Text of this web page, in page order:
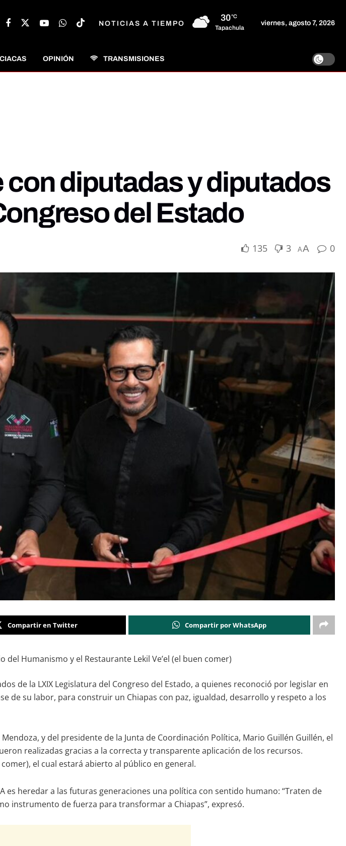
NOTICIAS A TIEMPO
30°C
Tapachula
viernes, agosto 7, 2026
OPINIÓN TRANSMISIONES
con diputadas y diputados
del Estado
135 3 AA 0
Compartir en Twitter Compartir por WhatsApp
Humanismo y el Restaurante Lekil Ve’el (el buen comer)
de la LXIX Legislatura del Congreso del Estado, a quienes reconoció por legislar en
de su labor, para construir un Chiapas con paz, igualdad, desarrollo y respeto a los
y del presidente de la Junta de Coordinación Política, Mario Guillén Guillén, el
realizadas gracias a la correcta y transparente aplicación de los recursos.
el cual estará abierto al público en general.
heredar a las futuras generaciones una política con sentido humano: “Traten de
instrumento de fuerza para transformar a Chiapas”, expresó.